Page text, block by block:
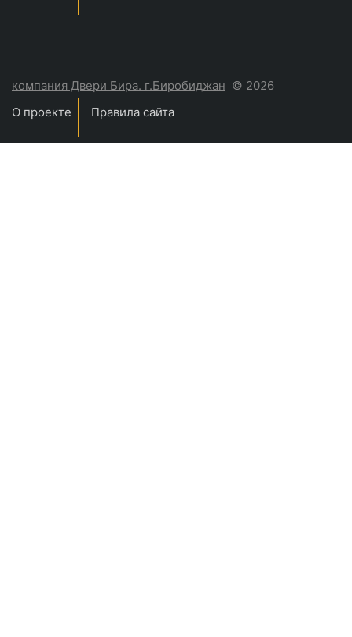
компания Двери Бира. г.Биробиджан © 2026
О проекте
Правила сайта